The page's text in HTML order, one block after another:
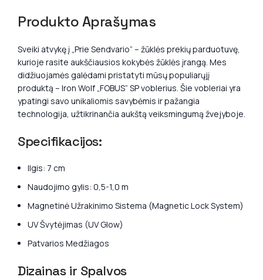
Produkto Aprašymas
Sveiki atvykę į „Prie Sendvario“ – žūklės prekių parduotuvę,
kurioje rasite aukščiausios kokybės žūklės įrangą. Mes
didžiuojamės galėdami pristatyti mūsų populiarųjį
produktą – Iron Wolf „FOBUS” SP voblerius. Šie vobleriai yra
ypatingi savo unikaliomis savybėmis ir pažangia
technologija, užtikrinančia aukštą veiksmingumą žvejyboje.
Specifikacijos:
Ilgis: 7 cm
Naudojimo gylis: 0,5-1,0 m
Magnetinė Užrakinimo Sistema (Magnetic Lock System)
UV Švytėjimas (UV Glow)
Patvarios Medžiagos
Dizainas ir Spalvos